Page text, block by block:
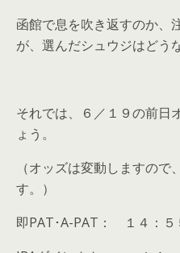
函館で息を吹き返すのか、
が、選んだシュウジはどう
それでは、６／１９の前日
ょう。
（オッズは変動しますので
す。）
即PAT･A-PAT： １４：５